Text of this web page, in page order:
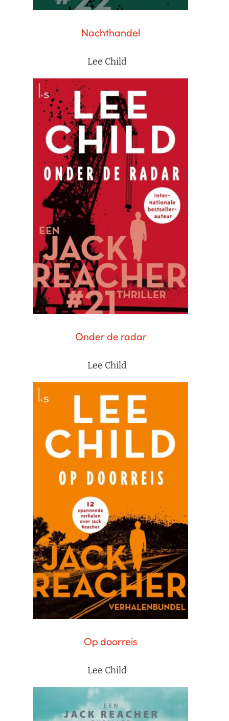
Nachthandel
Lee Child
Onder de radar
Lee Child
Op doorreis
Lee Child